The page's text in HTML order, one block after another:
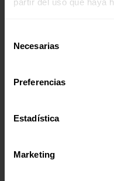
Necesarias
Preferencias
Estadística
Marketing
RESPUESTA
VÍCTIMAS DE
INTERNO,
CUALQUIER OTRA
RESTRICCIÓN DE